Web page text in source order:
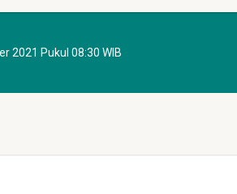
2021 Pukul 08:30 WIB